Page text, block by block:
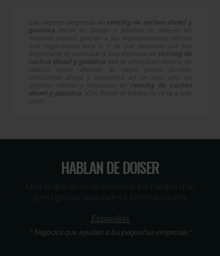
HABLAN DE DOISER
“Negocios que ayudan a las pequeñas empresas “